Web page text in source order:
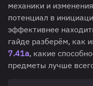
механики и
потенциал в
эффективнее
гайде разберём, как
7.41a, какие
предметы лучше